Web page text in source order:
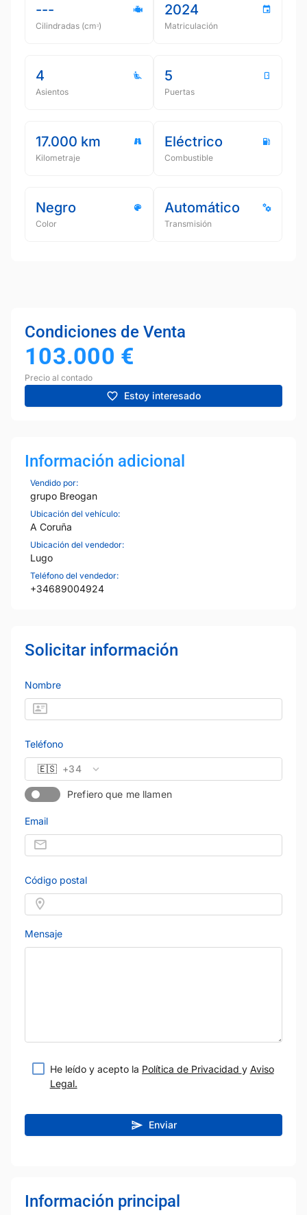
---
Cilindradas (cmᵌ)
2024
Matriculación
4
Asientos
5
Puertas
17.000 km
Kilometraje
Eléctrico
Combustible
Negro
Color
Automático
Transmisión
Condiciones de Venta
103.000 €
Precio al contado
Estoy interesado
Información adicional
Vendido por:
grupo Breogan
Ubicación del vehículo:
A Coruña
Ubicación del vendedor:
Lugo
Teléfono del vendedor:
+34689004924
Solicitar información
Nombre
Teléfono
🇪🇸 +34
Prefiero que me llamen
Email
Código postal
Mensaje
He leído y acepto la Política de Privacidad y Aviso
Legal.
Enviar
Información principal